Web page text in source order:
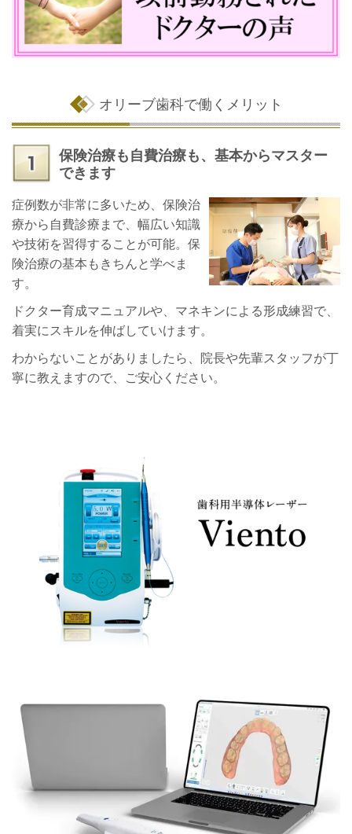
オリーブ歯科で働くメリット
保険治療も自費治療も、基本からマスター
できます
症例数が非常に多いため、 保険治
療から自費診療まで、幅広い知識
や技術を習得することが可能。保
険治療の基本もきちんと学べま
す。
ドクター育成マニュアルや、マネキンによる形成練習で、
着実にスキルを伸ばしていけます。
わからないことがありましたら、院長や先輩スタッフが丁
寧に教えますので、ご安心ください。